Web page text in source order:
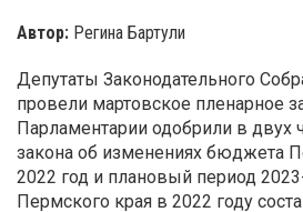
Автор: Регина Бартули
Депутаты Законодательного
провели мартовское пленарное
Парламентарии одобрили в двух
закона об изменениях бюджета
2022 год и плановый период
Пермского края в 2022 году